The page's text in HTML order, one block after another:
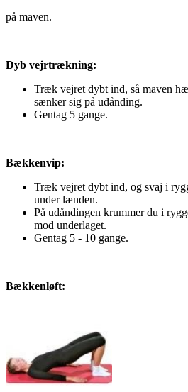
på maven.
Dyb vejrtrækning:
Træk vejret dybt ind, så maven
sænker sig på udånding.
Gentag 5 gange.
Bækkenvip:
Træk vejret dybt ind, og svaj i
under lænden.
På udåndingen krummer du i
mod underlaget.
Gentag 5 - 10 gange.
Bækkenløft: